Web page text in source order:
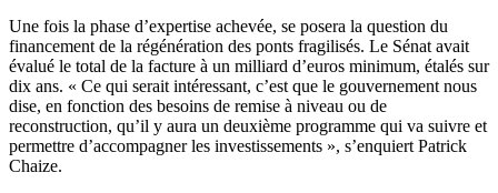
Une fois la phase d’expertise achevée, se posera la question du
financement de la régénération des ponts fragilisés. Le Sénat avait
évalué le total de la facture à un milliard d’euros minimum, étalés sur
dix ans. « Ce qui serait intéressant, c’est que le gouvernement nous
dise, en fonction des besoins de remise à niveau ou de
reconstruction, qu’il y aura un deuxième programme qui va suivre et
permettre d’accompagner les investissements », s’enquiert Patrick
Chaize.